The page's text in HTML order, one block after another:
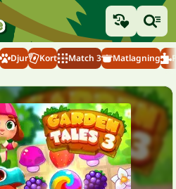
Djur Kort Match 3 Matlagning